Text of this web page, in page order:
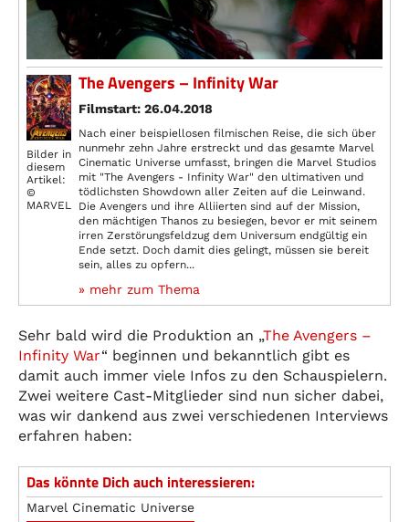
Bilder in
diesem
Artikel:
©
MARVEL
The Avengers – Infinity War
Filmstart: 26.04.2018
Nach einer beispiellosen filmischen Reise, die sich über
nunmehr zehn Jahre erstreckt und das gesamte Marvel
Cinematic Universe umfasst, bringen die Marvel Studios
mit "The Avengers - Infinity War" den ultimativen und
tödlichsten Showdown aller Zeiten auf die Leinwand.
Die Avengers und ihre Alliierten sind auf der Mission,
den mächtigen Thanos zu besiegen, bevor er mit seinem
irren Zerstörungsfeldzug dem Universum endgültig ein
Ende setzt. Doch damit dies gelingt, müssen sie bereit
sein, alles zu opfern...
» mehr zum Thema
Sehr bald wird die Produktion an „The Avengers –
Infinity War“ beginnen und bekanntlich gibt es
damit auch immer viele Infos zu den Schauspielern.
Zwei weitere Cast-Mitglieder sind nun sicher dabei,
was wir dankend aus zwei verschiedenen Interviews
erfahren haben:
Das könnte Dich auch interessieren:
Marvel Cinematic Universe